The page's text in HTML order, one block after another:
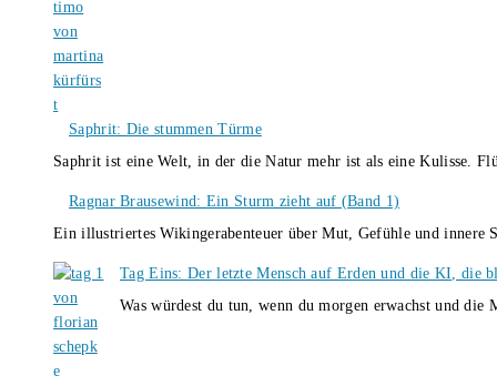
Saphrit: Die stummen Türme
Saphrit ist eine Welt, in der die Natur mehr ist als eine Kulisse.
Ragnar Brausewind: Ein Sturm zieht auf (Band 1)
Ein illustriertes Wikingerabenteuer über Mut, Gefühle und
Tag Eins: Der letzte Mensch auf Erden und die KI, die
Was würdest du tun, wenn du morgen erwachst und